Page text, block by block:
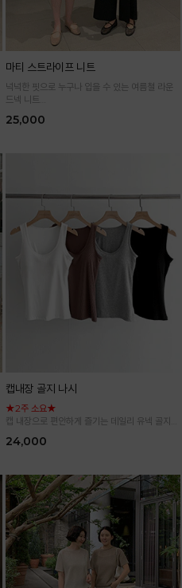
마티 스트라이프 니트
넉넉한 핏으로 누구나 입을 수 있는 여름철 라운
드넥 니트
입어요
25,000
캡내장 골지 나시
★2주 소요★
캡 내장으로 편안하게 즐기는 데일리 유넥 골지
24,000